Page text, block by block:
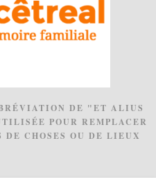
DE "ET ALIUS
POUR REMPLACER
DE CHOSES OU DE LIEUX